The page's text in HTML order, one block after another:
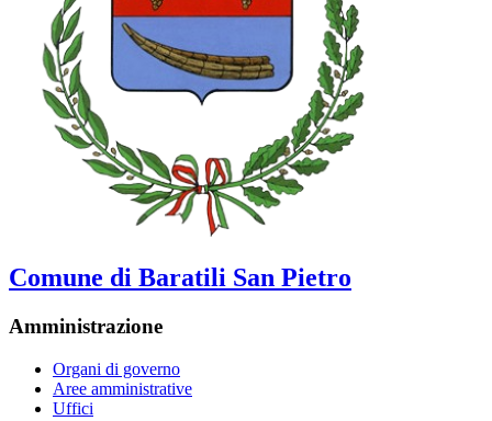
Comune di Baratili San Pietro
Amministrazione
Organi di governo
Aree amministrative
Uffici